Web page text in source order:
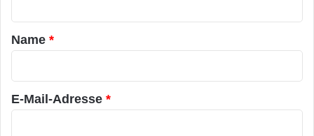
a
r
*
Name *
E-Mail-Adresse *